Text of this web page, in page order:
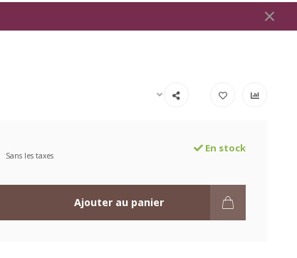
Sans les taxes
En stock
Ajouter au panier